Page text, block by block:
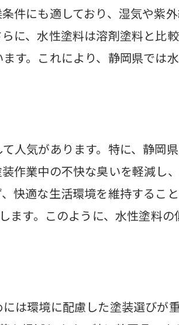
件にも適しており、湿気や紫
に、水性塗料は溶剤塗料と比
す。これにより、静岡県では
人気があります。特に、静岡
作業中の不快な臭いを軽減し
快適な生活環境を維持するこ
ます。このように、水性塗料
は環境に配慮した塗装選びが